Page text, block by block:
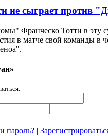
не сыграет против
Франческо Тотти в эту
в матче свой команды в
пароль? |